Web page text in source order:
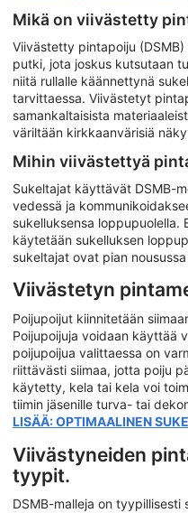
Mikä on viivästetty
Viivästetty pintapoiju
putki, jota joskus kutsutaan
niitä rullalle käännettynä
tarvittaessa. Viivästetyt
samankaltaisista
väriltään kirkkaanvärisiä
Mihin viivästettyä
Sukeltajat käyttävät DSMB-
vedessä ja
sukelluksensa loppupuolella.
käytetään sukelluksen
sukeltajat ovat pian
Viivästetyn
Poijupoijut kiinnitetään
Poijupoijuja voidaan käyttää
poijupoijua valittaessa on
riittävästi siimaa, jotta poiju
käytetty, kela tai kela voi
tiimin jäsenille turva- tai
LISÄÄ: OPTIMAALINEN
Viivästyneiden
tyypit.
DSMB-malleja on tyypillisesti